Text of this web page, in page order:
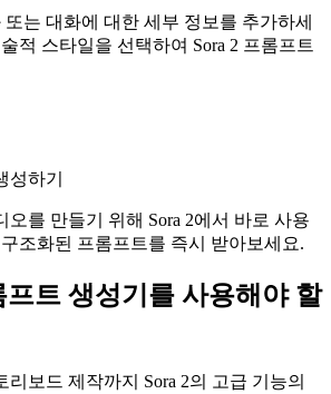
는 대화에 대한 세부 정보를 추가하세
적 스타일을 선택하여 Sora 2 프롬프트
성하기
오를 만들기 위해 Sora 2에서 바로 사용
조화된 프롬프트를 즉시 받아보세요.
프트 생성기를 사용해야 할
리보드 제작까지 Sora 2의 고급 기능의